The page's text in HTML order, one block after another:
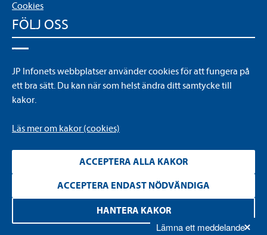
Lämna ett meddelande
Cookies
FÖLJ OSS
YouTube
om
JP Infonets webbplatser använder cookies för att fungera på
ett bra sätt. Du kan när som helst ändra ditt samtycke till
kakor.
Läs mer om kakor (cookies)
ACCEPTERA ALLA KAKOR
ACCEPTERA ENDAST NÖDVÄNDIGA
HANTERA KAKOR